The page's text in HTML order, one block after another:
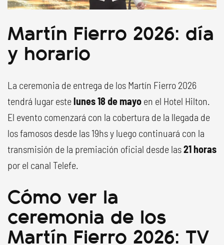
Martín Fierro 2026: día
y horario
La ceremonia de entrega de los Martín Fierro 2026
tendrá lugar estelunes 18 de mayo en el Hotel Hilton.
El evento comenzará con la cobertura de la llegada de
los famosos desde las 19hs y luego continuará con la
transmisión de la premiación oficial desde las21 horas
por el canal Telefe.
Cómo ver la
ceremonia de los
Martín Fierro 2026: TV